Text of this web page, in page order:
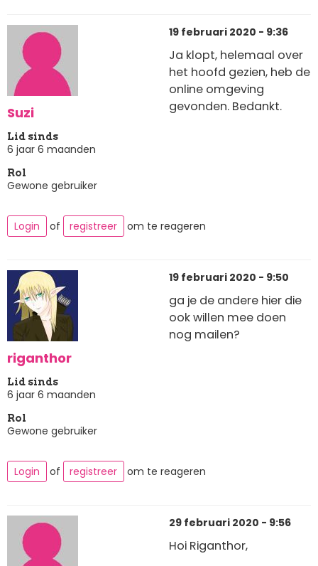
Suzi
Lid sinds
6 jaar 6 maanden
Rol
Gewone gebruiker
19 februari 2020 - 9:36
Ja klopt, helemaal over
het hoofd gezien, heb de
online omgeving
gevonden. Bedankt.
Login of registreer om te reageren
riganthor
Lid sinds
6 jaar 6 maanden
Rol
Gewone gebruiker
19 februari 2020 - 9:50
ga je de andere hier die
ook willen mee doen
nog mailen?
Login of registreer om te reageren
29 februari 2020 - 9:56
Hoi Riganthor,